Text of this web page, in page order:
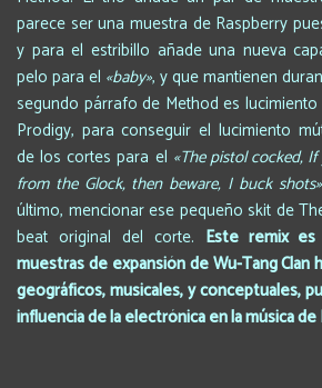
parece ser una muestra de Raspberry
y para el estribillo añade una nueva
pelo para el «baby», y que mantienen
segundo párrafo de Method es
Prodigy, para conseguir el lucimiento
de los cortes para el «The pistol cocked,
from the Glock, then beware, I buck shots»
último, mencionar ese pequeño skit de
beat original del corte. Este remix
muestras de expansión de Wu-Tang
geográficos, musicales, y conceptuales,
influencia de la electrónica en la música de